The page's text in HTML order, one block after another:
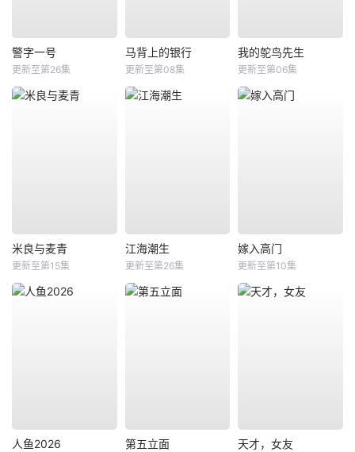
警字一号
更新至第26集
马背上的银行
更新至第08集
我的鸵鸟先生
更新至第06集
米良与麦青
更新至第15集
江海潮生
更新至第26集
嫁入高门
更新至第10集
人鱼2026 第五立面 天才，女友